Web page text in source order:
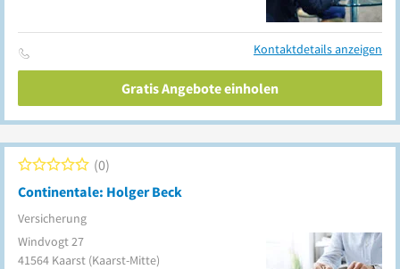
Kontaktdetails anzeigen
Gratis Angebote einholen
Continentale: Holger Beck
Versicherung
0
Windvogt 27
41564 Kaarst (Kaarst-Mitte)